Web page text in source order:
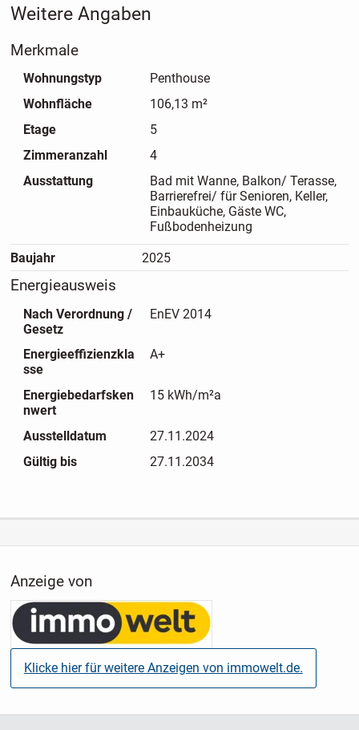
Weitere Angaben
Merkmale
Wohnungstyp
Penthouse
Wohnfläche
106,13 m²
Etage
5
Zimmeranzahl
4
Ausstattung
Bad mit Wanne, Balkon/ Terasse,
Barrierefrei/ für Senioren, Keller,
Einbauküche, Gäste WC,
Fußbodenheizung
Baujahr 2025
Energieausweis
Nach Verordnung /
Gesetz
EnEV 2014
Energieeffizienzkla
sse
A+
Energiebedarfsken
nwert
15 kWh/m²a
Ausstelldatum
27.11.2024
Gültig bis
27.11.2034
Anzeige von
Klicke hier für weitere Anzeigen von immowelt.de.